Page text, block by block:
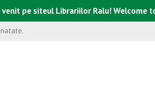
venit pe siteul Librariilor Ralu! Welcome